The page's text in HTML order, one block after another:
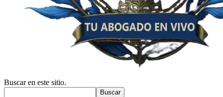
Buscar en este sitio.
Buscar